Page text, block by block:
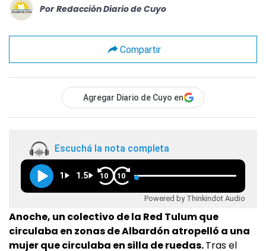
Por Redacción Diario de Cuyo
Compartir
Agregar Diario de Cuyo en
Escuchá la nota completa
1 1.5 10 10
Powered by Thinkindot Audio
Anoche, un colectivo de la Red Tulum que
circulaba en zonas de Albardón atropelló a una
mujer que circulaba en silla de ruedas.Tras el